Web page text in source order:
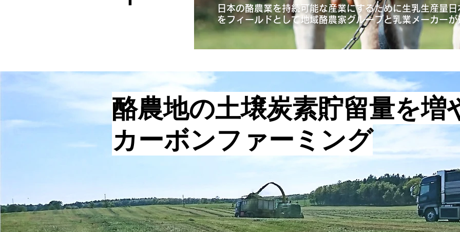
日本の酪農業を持続可能な産業にするために生乳生産量
をフィールドとして地域酪農家グループと乳業メーカー
酪農地の土壌炭素貯留量を増
カーボンファーミング